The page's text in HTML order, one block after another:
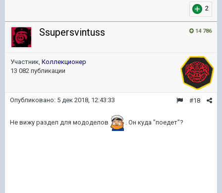
2
14 786
Ssupersvintuss
Участник, Коллекционер
13 082 публикации
#18
Опубликовано: 5 дек 2018, 12:43:33
Не вижу раздел для мододелов . Он куда "поедет"?